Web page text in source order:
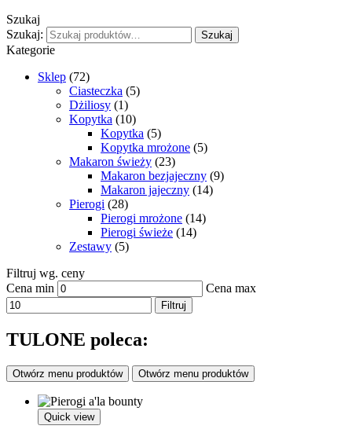
Szukaj
Szukaj:
Szukaj
Kategorie
Sklep (72)
Ciasteczka (5)
Dżiliosy (1)
Kopytka (10)
Kopytka (5)
Kopytka mrożone (5)
Makaron świeży (23)
Makaron bezjajeczny (9)
Makaron jajeczny (14)
Pierogi (28)
Pierogi mrożone (14)
Pierogi świeże (14)
Zestawy (5)
Filtruj wg. ceny
Cena min
Cena max
Filtruj
TULONE poleca:
Otwórz menu produktów Otwórz menu produktów
Quick view